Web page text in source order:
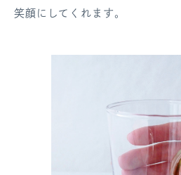
笑顔にしてくれます。